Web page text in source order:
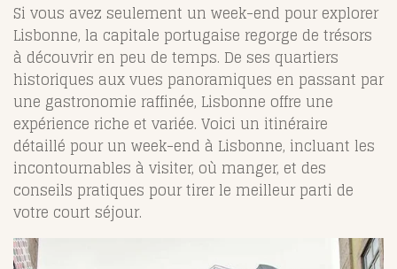
Si vous avez seulement un week-end pour explorer
Lisbonne, la capitale portugaise regorge de trésors
à découvrir en peu de temps. De ses quartiers
historiques aux vues panoramiques en passant par
une gastronomie raffinée, Lisbonne offre une
expérience riche et variée. Voici un itinéraire
détaillé pour un week-end à Lisbonne, incluant les
incontournables à visiter, où manger, et des
conseils pratiques pour tirer le meilleur parti de
votre court séjour.